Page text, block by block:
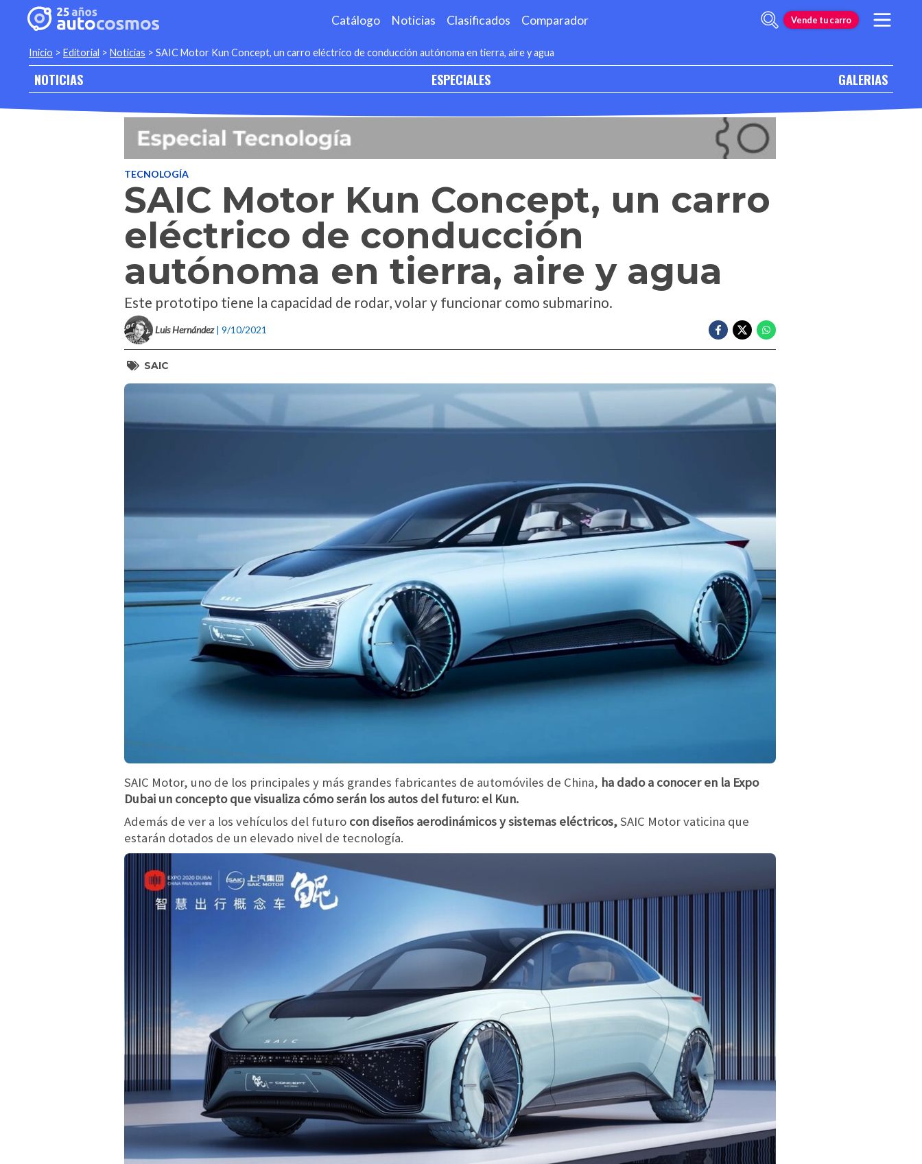
Catálogo Noticias Clasificados Comparador Vende tu carro
Inicio > Editorial > Noticias > SAIC Motor Kun Concept, un carro eléctrico de conducción autónoma en tierra, aire y agua
NOTICIAS ESPECIALES GALERIAS
TECNOLOGÍA
SAIC Motor Kun Concept, un carro
eléctrico de conducción
autónoma en tierra, aire y agua
Este prototipo tiene la capacidad de rodar, volar y funcionar como submarino.
Luis Hernández | 9/10/2021
SAIC
SAIC Motor, uno de los principales y más grandes fabricantes de automóviles de China, ha dado a conocer en la Expo
Dubai un concepto que visualiza cómo serán los autos del futuro: el Kun.
Además de ver a los vehículos del futuro con diseños aerodinámicos y sistemas eléctricos,SAIC Motor vaticina que
estarán dotados de un elevado nivel de tecnología.